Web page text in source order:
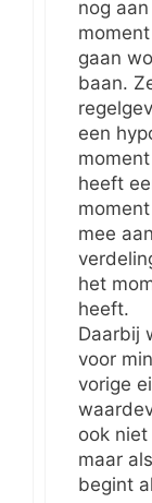
nog
gaan
baan.
een
heeft
mee
het
heeft.
Daarbij
voor
vorige
ook
maar
begint